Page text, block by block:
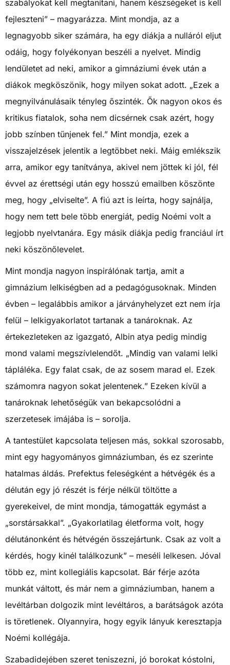
szabályokat kell megtanítani, hanem készségeket is kell
fejleszteni” – magyarázza. Mint mondja, az a
legnagyobb siker számára, ha egy diákja a nulláról eljut
odáig, hogy folyékonyan beszéli a nyelvet. Mindig
lendületet ad neki, amikor a gimnáziumi évek után a
diákok megköszönik, hogy milyen sokat adott. „Ezek a
megnyilvánulásaik tényleg őszinték. Ők nagyon okos és
kritikus fiatalok, soha nem dicsérnek csak azért, hogy
jobb színben tűnjenek fel.” Mint mondja, ezek a
visszajelzések jelentik a legtöbbet neki. Máig emlékszik
arra, amikor egy tanítványa, akivel nem jöttek ki jól, fél
évvel az érettségi után egy hosszú emailben köszönte
meg, hogy „elviselte”. A fiú azt is leírta, hogy sajnálja,
hogy nem tett bele több energiát, pedig Noémi volt a
legjobb nyelvtanára. Egy másik diákja pedig franciául írt
neki köszönőlevelet.
Mint mondja nagyon inspirálónak tartja, amit a
gimnázium lelkiségben ad a pedagógusoknak. Minden
évben – legalábbis amikor a járványhelyzet ezt nem írja
felül – lelkigyakorlatot tartanak a tanároknak. Az
értekezleteken az igazgató, Albin atya pedig mindig
mond valami megszívlelendőt. „Mindig van valami lelki
tápláléka. Egy falat csak, de az sosem marad el. Ezek
számomra nagyon sokat jelentenek.” Ezeken kívül a
tanároknak lehetőségük van bekapcsolódni a
szerzetesek imájába is – sorolja.
A tantestület kapcsolata teljesen más, sokkal szorosabb,
mint egy hagyományos gimnáziumban, és ez szerinte
hatalmas áldás. Prefektus feleségként a hétvégék és a
délután egy jó részét is férje nélkül töltötte a
gyerekeivel, de mint mondja, támogatták egymást a
„sorstársakkal”. „Gyakorlatilag életforma volt, hogy
délutánonként és hétvégén összejártunk. Csak az volt a
kérdés, hogy kinél találkozunk” – meséli lelkesen. Jóval
több ez, mint kollegiális kapcsolat. Bár férje azóta
munkát váltott, és már nem a gimnáziumban, hanem a
levéltárban dolgozik mint levéltáros, a barátságok azóta
is töretlenek. Olyannyira, hogy egyik lányuk keresztapja
Noémi kollégája.
Szabadidejében szeret teniszezni, jó borokat kóstolni,